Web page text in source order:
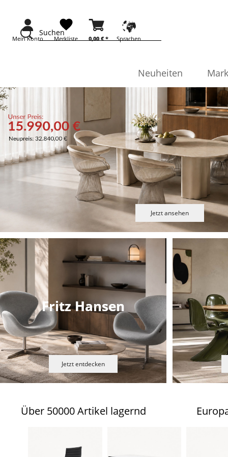
Suchen
Mein Konto 0,00 €*
Merkliste Sprachen
Neuheiten
Über 50000 Artikel lagernd
Fritz Hansen
Jetzt entdecken
Jetzt ansehen